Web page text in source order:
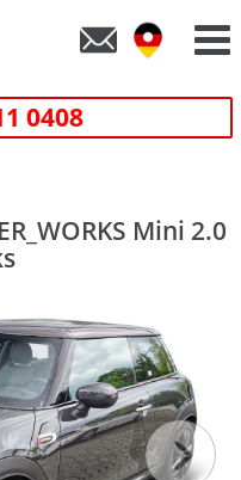
0408
Mini 2.0